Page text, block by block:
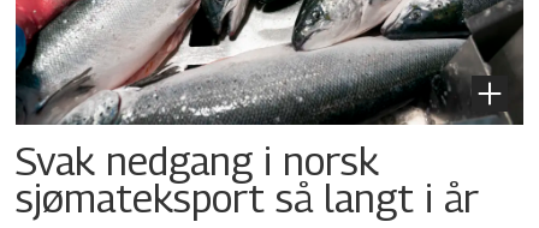
Svak nedgang i norsk
sjømateksport så langt i år